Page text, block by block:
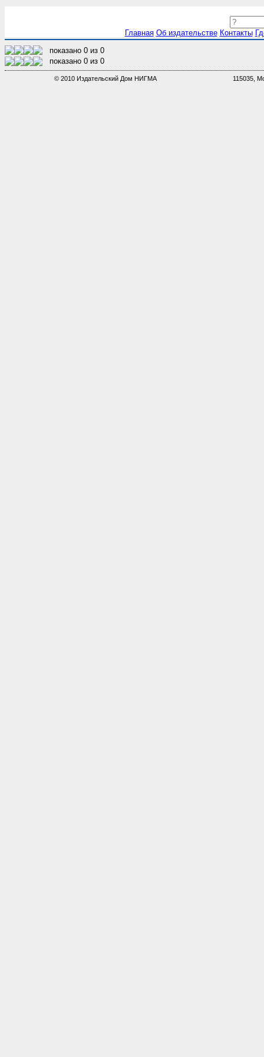
Главная Об издательстве Контакты
показано 0 из 0
показано 0 из 0
© 2010 Издательский Дом НИГМА 115035,